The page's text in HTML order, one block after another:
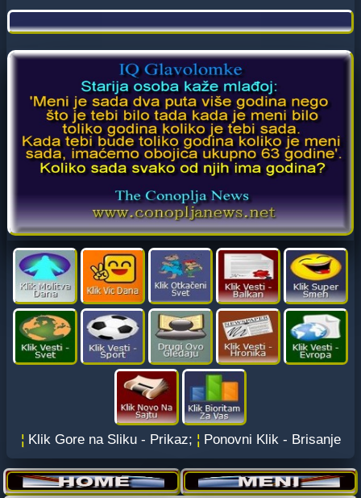
¦ Klik Gore na Sliku - Prikaz; ¦ Ponovni Klik - Brisanje